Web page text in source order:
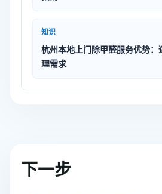
知识
杭州本地上门除甲醛服务优势：
理需求
下一步